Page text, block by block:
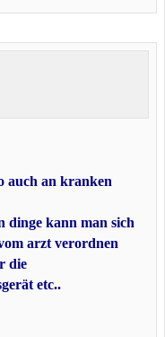
auch an kranken
dinge kann man sich
arzt verordnen
die
etc..